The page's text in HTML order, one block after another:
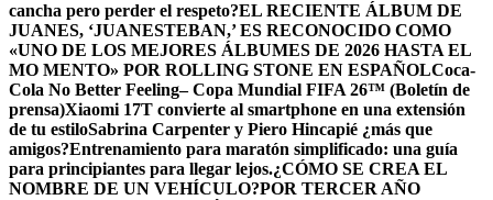
cancha pero perder el respeto?EL RECIENTE ÁLBUM DE
JUANES, ‘JUANESTEBAN,’ ES RECONOCIDO COMO
«UNO DE LOS MEJORES ÁLBUMES DE 2026 HASTA EL
MO MENTO» POR ROLLING STONE EN ESPAÑOLCoca-
Cola No Better Feeling– Copa Mundial FIFA 26™ (Boletín de
prensa)Xiaomi 17T convierte al smartphone en una extensión
de tu estiloSabrina Carpenter y Piero Hincapié ¿más que
amigos?Entrenamiento para maratón simplificado: una guía
para principiantes para llegar lejos.¿CÓMO SE CREA EL
NOMBRE DE UN VEHÍCULO?POR TERCER AÑO